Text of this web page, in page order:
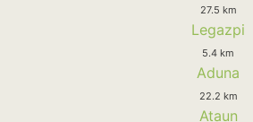
27.5 km
Legazpi
5.4 km
Aduna
22.2 km
Ataun